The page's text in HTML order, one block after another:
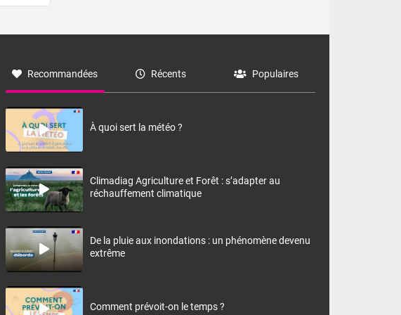
sont
à la
Recommandées Récents Populaires
À quoi sert la météo ?
Climadiag Agriculture et Forêt : s’adapter au
réchauffement climatique
De la pluie aux inondations : un phénomène devenu
extrême
Comment prévoit-on le temps ?